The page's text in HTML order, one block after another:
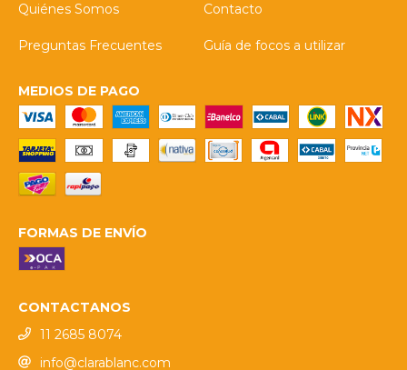
Quiénes Somos Contacto
Preguntas Frecuentes Guía de focos a utilizar
MEDIOS DE PAGO
FORMAS DE ENVÍO
CONTACTANOS
11 2685 8074
info@clarablanc.com